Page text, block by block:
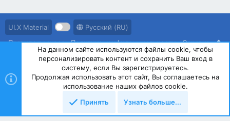
UI.X Material
Русский (RU)
Правила ресурса
Политика конфиденциальности Справка
Community platform by XenForo © 2010-2023 XenForo Ltd.
На данном сайте используются файлы cookie, чтобы
персонализировать контент и сохранить Ваш вход в
систему, если Вы зарегистрируетесь.
Продолжая использовать этот сайт, Вы соглашаетесь на
использование наших файлов cookie.
Принять
Узнать больше...